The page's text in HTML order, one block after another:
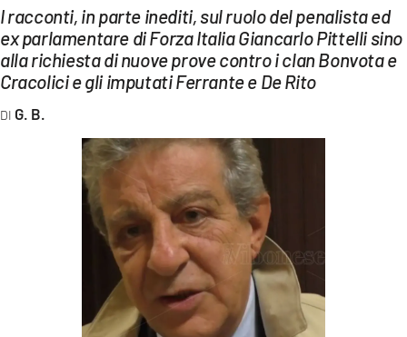
LAC NETWORK
LAC ONAIR
LaC
Network
LACPLAY.IT
LACONAIR.IT
ILREGGINO.IT
I racconti, in parte inediti, sul ruolo del penalista ed
ex parlamentare di Forza Italia Giancarlo Pittelli sino
alla richiesta di nuove prove contro i clan Bonvota e
Cracolici e gli imputati Ferrante e De Rito
G. B.